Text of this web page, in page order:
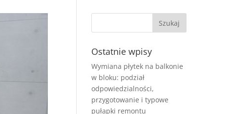
Ostatnie wpisy
Wymiana płytek na balkonie
w bloku: podział
odpowiedzialności,
przygotowanie i typowe
pułapki remontu